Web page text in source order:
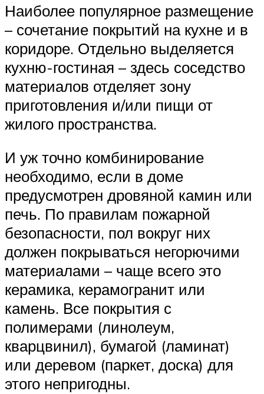
Наиболее популярное размещение
– сочетание покрытий на кухне и в
коридоре. Отдельно выделяется
кухню-гостиная – здесь соседство
материалов отделяет зону
приготовления и/или пищи от
жилого пространства.
И уж точно комбинирование
необходимо, если в доме
предусмотрен дровяной камин или
печь. По правилам пожарной
безопасности, пол вокруг них
должен покрываться негорючими
материалами – чаще всего это
керамика, керамогранит или
камень. Все покрытия с
полимерами (линолеум,
кварцвинил), бумагой (ламинат)
или деревом (паркет, доска) для
этого непригодны.